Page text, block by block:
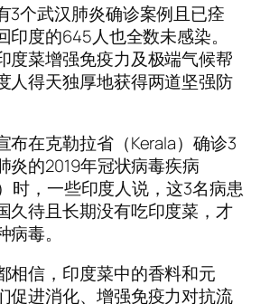
3个武汉肺炎确诊案例且已痊
印度的645人也全数未感染。
度菜增强免疫力及极端气候帮
人得天独厚地获得两道坚强防
布在克勒拉省（Kerala）确诊3
炎的2019年冠状病毒疾病
）时，一些印度人说，这3名病患
久待且长期没有吃印度菜，才
毒。
相信，印度菜中的香料和元
促进消化、增强免疫力对抗流